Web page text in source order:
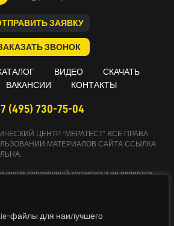
файлы для наилучшего
ЗАЯВКУ
ЗВОНОК
ВИДЕО
СКАЧАТЬ
ВАКАНСИИ КОНТАКТЫ
(495) 730-75-04
ЦЕНТР "МЕРАТЕСТ" ВСЕ ПРАВА
МАТЕРИАЛОВ САЙТА ССЫЛКА
носит справочный характер и не является
Федерации. Технические параметры и
Продукция, предлагаемая нашей